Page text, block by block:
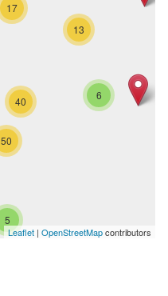
17
13
6
5
50
40
Leaflet | OpenStreetMapcontributors